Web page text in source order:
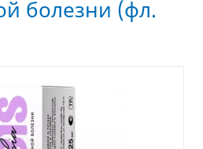
болезни (фл.